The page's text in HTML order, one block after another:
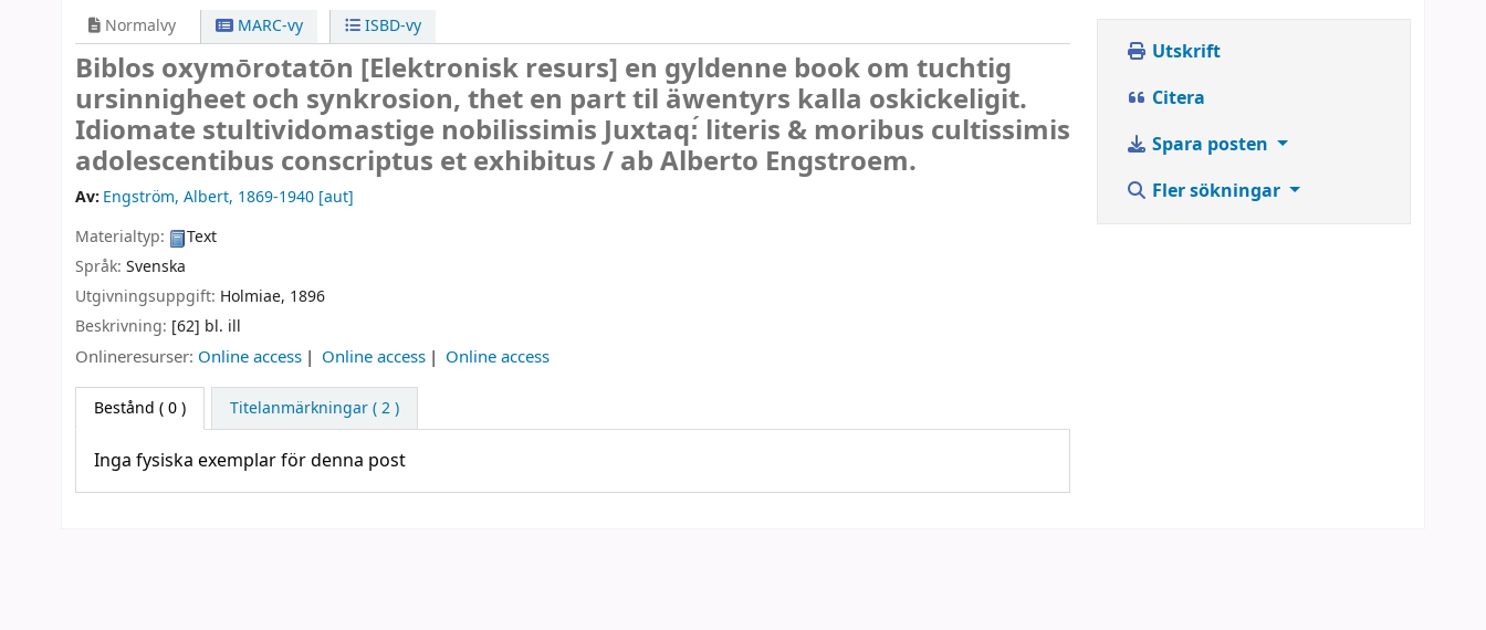
Normalvy MARC-vy ISBD-vy
Biblos oxymōrotatōn [Elektronisk resurs] en gyldenne book om tuchtig
ursinnigheet och synkrosion, thet en part til äwentyrs kalla oskickeligit.
Idiomate stultividomastige nobilissimis Juxtaq:́ literis & moribus cultissimis
adolescentibus conscriptus et exhibitus /ab Alberto Engstroem.
Av: Engström, Albert, 1869-1940 [aut]
Materialtyp:
Text
Språk: Svenska
Utgivningsuppgift: Holmiae, 1896
Beskrivning: [62] bl. ill
Onlineresurser: Online access Online access Online access
Bestånd ( 0 ) Titelanmärkningar ( 2 )
Inga fysiska exemplar för denna post
Utskrift
Citera
Spara posten
Fler sökningar